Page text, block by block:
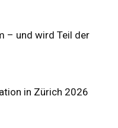
– und wird Teil der
in Zürich 2026